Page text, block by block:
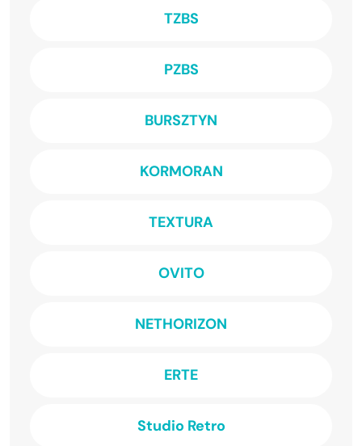
TZBS
PZBS
BURSZTYN
KORMORAN
TEXTURA
OVITO
NETHORIZON
ERTE
Studio Retro